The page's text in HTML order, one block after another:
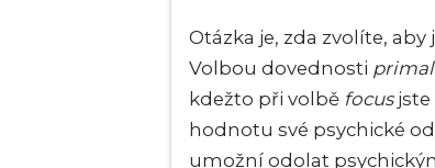
Otázka je, zda zvolíte,
Volbou dovednosti primal
kdežto při volbě focusjste
hodnotu své psychické
umožní odolat